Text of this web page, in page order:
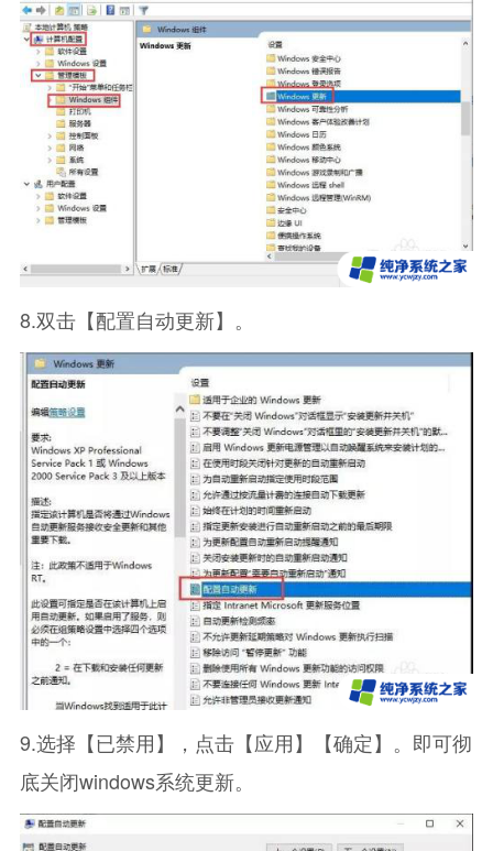
8.双击【配置自动更新】。
9.选择【已禁用】，点击【应用】【确定】。即可彻
底关闭windows系统更新。